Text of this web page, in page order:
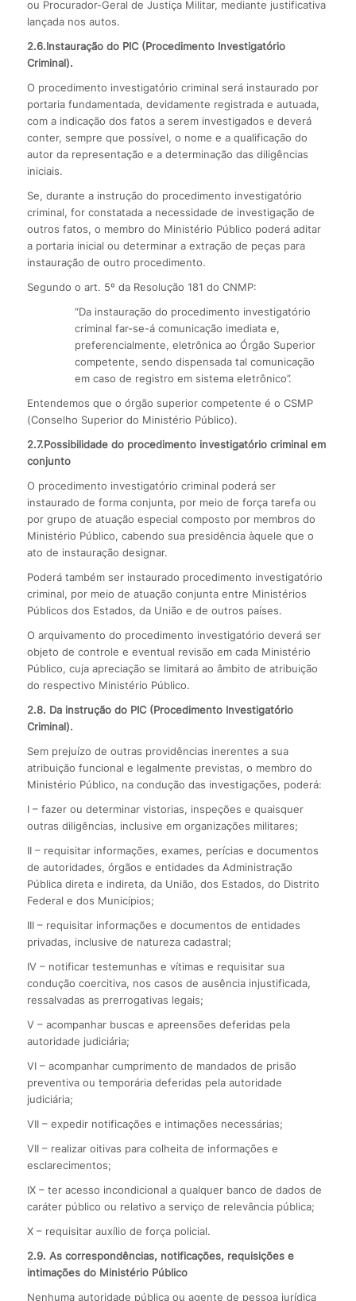
ou Procurador-Geral de Justiça Militar, mediante justificativa
lançada nos autos.
2.6.Instauração do PIC (Procedimento Investigatório
Criminal).
O procedimento investigatório criminal será instaurado por
portaria fundamentada, devidamente registrada e autuada,
com a indicação dos fatos a serem investigados e deverá
conter, sempre que possível, o nome e a qualificação do
autor da representação e a determinação das diligências
iniciais.
Se, durante a instrução do procedimento investigatório
criminal, for constatada a necessidade de investigação de
outros fatos, o membro do Ministério Público poderá aditar
a portaria inicial ou determinar a extração de peças para
instauração de outro procedimento.
Segundo o art. 5º da Resolução 181 do CNMP:
“Da instauração do procedimento investigatório
criminal far-se-á comunicação imediata e,
preferencialmente, eletrônica ao Órgão Superior
competente, sendo dispensada tal comunicação
em caso de registro em sistema eletrônico”.
Entendemos que o órgão superior competente é o CSMP
(Conselho Superior do Ministério Público).
2.7.Possibilidade do procedimento investigatório criminal em
conjunto
O procedimento investigatório criminal poderá ser
instaurado de forma conjunta, por meio de força tarefa ou
por grupo de atuação especial composto por membros do
Ministério Público, cabendo sua presidência àquele que o
ato de instauração designar.
Poderá também ser instaurado procedimento investigatório
criminal, por meio de atuação conjunta entre Ministérios
Públicos dos Estados, da União e de outros países.
O arquivamento do procedimento investigatório deverá ser
objeto de controle e eventual revisão em cada Ministério
Público, cuja apreciação se limitará ao âmbito de atribuição
do respectivo Ministério Público.
2.8. Da instrução do PIC (Procedimento Investigatório
Criminal).
Sem prejuízo de outras providências inerentes a sua
atribuição funcional e legalmente previstas, o membro do
Ministério Público, na condução das investigações, poderá:
I – fazer ou determinar vistorias, inspeções e quaisquer
outras diligências, inclusive em organizações militares;
II – requisitar informações, exames, perícias e documentos
de autoridades, órgãos e entidades da Administração
Pública direta e indireta, da União, dos Estados, do Distrito
Federal e dos Municípios;
III – requisitar informações e documentos de entidades
privadas, inclusive de natureza cadastral;
IV – notificar testemunhas e vítimas e requisitar sua
condução coercitiva, nos casos de ausência injustificada,
ressalvadas as prerrogativas legais;
V – acompanhar buscas e apreensões deferidas pela
autoridade judiciária;
VI – acompanhar cumprimento de mandados de prisão
preventiva ou temporária deferidas pela autoridade
judiciária;
VII – expedir notificações e intimações necessárias;
VII – realizar oitivas para colheita de informações e
esclarecimentos;
IX – ter acesso incondicional a qualquer banco de dados de
caráter público ou relativo a serviço de relevância pública;
X – requisitar auxílio de força policial.
2.9. As correspondências, notificações, requisições e
intimações do Ministério Público
Nenhuma autoridade pública ou agente de pessoa jurídica